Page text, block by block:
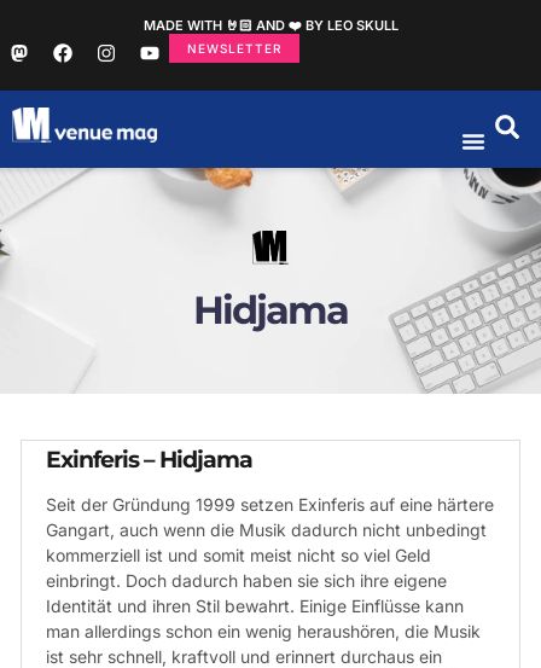
MADE WITH 🤘🏻 AND ❤️ BY LEO SKULL
NEWSLETTER
Hidjama
Exinferis – Hidjama
Seit der Gründung 1999 setzen Exinferis auf eine härtere
Gangart, auch wenn die Musik dadurch nicht unbedingt
kommerziell ist und somit meist nicht so viel Geld
einbringt. Doch dadurch haben sie sich ihre eigene
Identität und ihren Stil bewahrt. Einige Einflüsse kann
man allerdings schon ein wenig heraushören, die Musik
ist sehr schnell, kraftvoll und erinnert durchaus ein